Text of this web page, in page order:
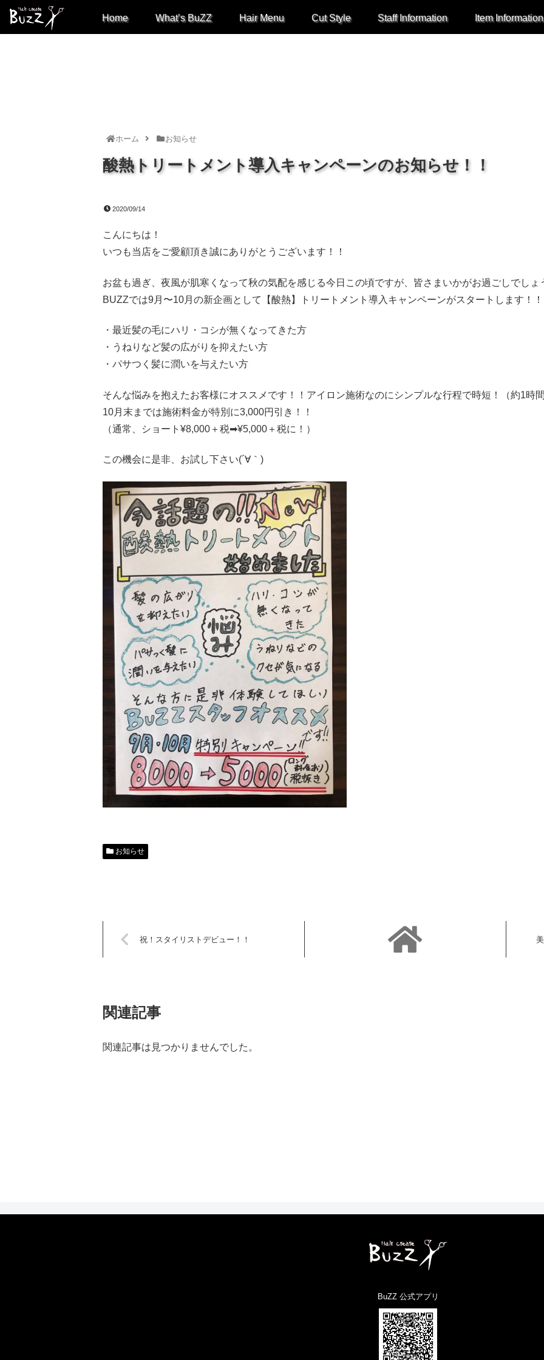
Home What’s BuZZ Hair Menu Cut Style Staff Information Item Information
ホーム お知らせ
酸熱トリートメント導入キャンペーンのお知らせ！！
2020/09/14
こんにちは！
いつも当店をご愛顧頂き誠にありがとうございます！！
お盆も過ぎ、夜風が肌寒くなって秋の気配を感じる今日この頃ですが、皆さまいかがお過ごしでしょ
BUZZでは9月〜10月の新企画として【酸熱】トリートメント導入キャンペーンがスタートします！！
・最近髪の毛にハリ・コシが無くなってきた方
・うねりなど髪の広がりを抑えたい方
・パサつく髪に潤いを与えたい方
そんな悩みを抱えたお客様にオススメです！！アイロン施術なのにシンプルな行程で時短！（約1時間
10月末までは施術料金が特別に3,000円引き！！
（通常、ショート¥8,000＋税➡︎¥5,000＋税に！）
この機会に是非、お試し下さい(´∀｀)
お知らせ
祝！スタイリストデビュー！！
関連記事
関連記事は見つかりませんでした。
BuZZ 公式アプリ